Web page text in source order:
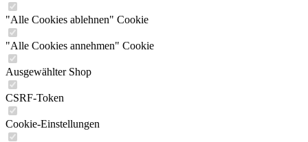
"Alle Cookies ablehnen" Cookie
"Alle Cookies annehmen" Cookie
Ausgewählter Shop
CSRF-Token
Cookie-Einstellungen